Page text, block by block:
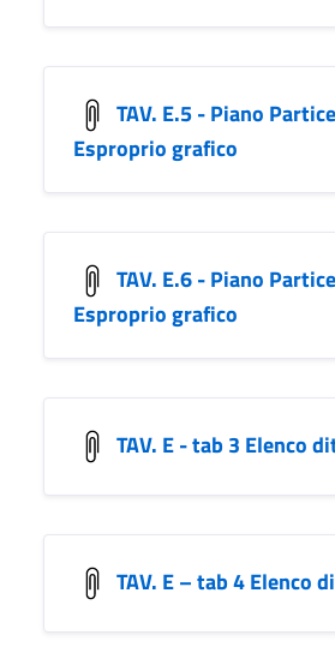
TAV. E.5 - Piano
Esproprio grafico
TAV. E.6 - Piano
Esproprio grafico
TAV. E - tab 3 Elenco
TAV. E – tab 4 Elenco